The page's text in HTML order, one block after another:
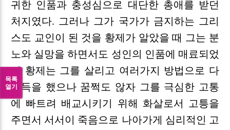
귀한 인품과 충성심으로 대단한 총애를 받던
처지였다. 그러나 그가 국가가 금지하는 그리
스도 교인이 된 것을 황제가 알았을 때 그는 분
노와 실망을 하면서도 성인의 인품에 매료되었
던 황제는 그를 살리고 여러가지 방법으로 다
설득을 했으나 꿈쩍도 않자 그를 극심한 고통
에 빠트려 배교시키기 위해 화살로서 고틍을
주면서 서서이 죽음으로 나아가게 심리적인 고
목록
열기